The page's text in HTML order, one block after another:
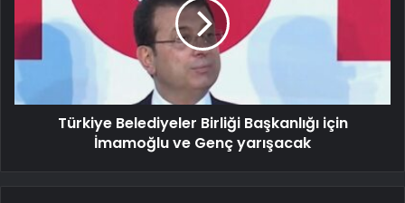
Türkiye Belediyeler Birliği Başkanlığı için
İmamoğlu ve Genç yarışacak